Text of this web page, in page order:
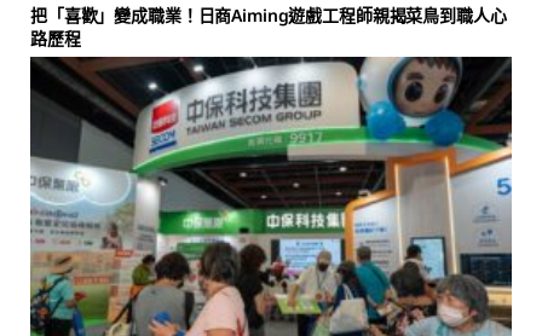
把「喜歡」變成職業！日商Aiming遊戲工程師親揭菜鳥到職人心
路歷程